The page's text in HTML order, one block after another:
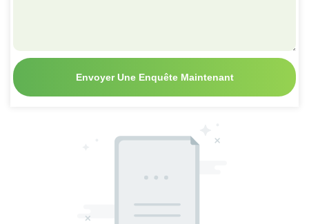
Envoyer Une Enquête Maintenant